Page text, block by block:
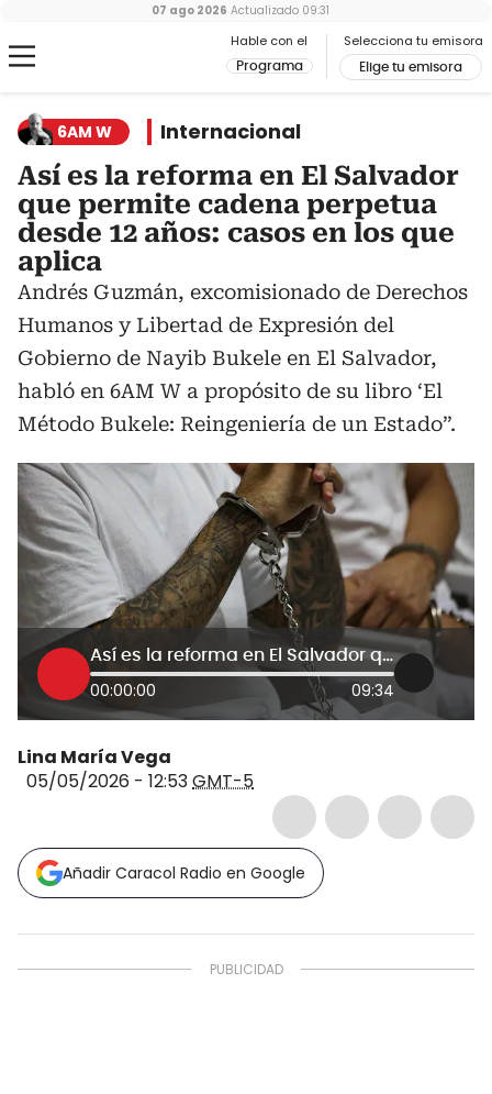
Hable con el
Programa
Selecciona tu emisora
Elige tu emisora
07 ago 2026 Actualizado 09:31
6AM W Internacional
Así es la reforma en El Salvador
que permite cadena perpetua
desde 12 años: casos en los que
aplica
Andrés Guzmán, excomisionado de Derechos
Humanos y Libertad de Expresión del
Gobierno de Nayib Bukele en El Salvador,
habló en 6AM W a propósito de su libro ‘El
Método Bukele: Reingeniería de un Estado”.
Así es la reforma en El Salvador que permite cadena perpetua desde 12 años: casos en los que aplica
00:00:00 09:34
Lina María Vega
05/05/2026 - 12:53GMT-5
Añadir Caracol Radio en Google